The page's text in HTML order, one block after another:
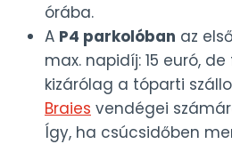
órába.
A P4 parkolóban az
max. napidíj: 15 euró,
kizárólag a tóparti
Braies vendégei
Így, ha csúcsidőben